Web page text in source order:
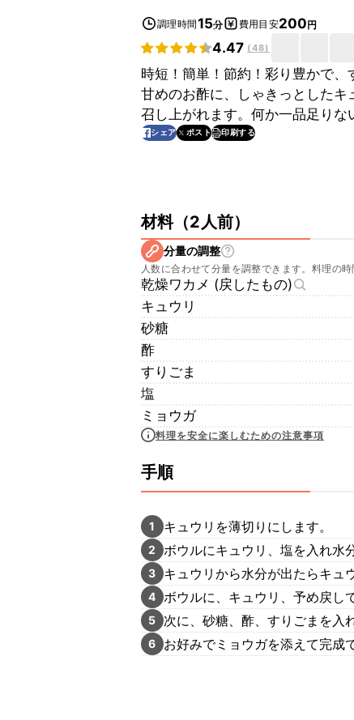
調理時間15分 費用目安200円
4.47 (48)
時短！簡単！節約！彩り豊かで
甘めのお酢に、しゃきっとしたキ
召し上がれます。何か一品足りな
シェア ポスト 印刷する
材料（2人前）
分量の調整
人数に合わせて分量を調整できます。料理の
乾燥ワカメ (戻したもの)
キュウリ
砂糖
酢
すりごま
塩
ミョウガ
料理を安全に楽しむための注意事項
手順
1 キュウリを薄切りにします。
2 ボウルにキュウリ、塩を入れ水
3 キュウリから水分が出たらキュ
4 ボウルに、キュウリ、予め戻し
5 次に、砂糖、酢、すりごまを入
6 お好みでミョウガを添えて完成